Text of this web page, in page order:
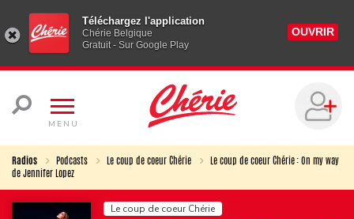
Téléchargez l'application
Chérie Belgique
Gratuit - Sur Google Play
OUVRIR
MENU
Radios Podcasts Le coup de coeur Chérie
Le coup de coeur Chérie : On my way
de Jennifer Lopez
Le coup de coeur Chérie